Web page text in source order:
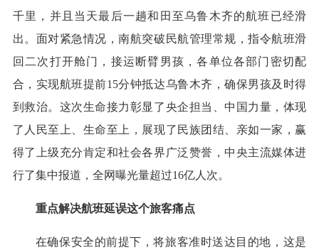
千里，并且当天最后一趟和田至乌鲁木齐的航班已经滑
出。面对紧急情况，南航突破民航管理常规，指令航班滑
回二次打开舱门，接运断臂男孩，各单位各部门密切配
合，实现航班提前15分钟抵达乌鲁木齐，确保男孩及时得
到救治。这次生命接力彰显了央企担当、中国力量，体现
了人民至上、生命至上，展现了民族团结、亲如一家，赢
得了上级充分肯定和社会各界广泛赞誉，中央主流媒体进
行了集中报道，全网曝光量超过16亿人次。
重点解决航班延误这个旅客痛点
在确保安全的前提下，将旅客准时送达目的地，这是